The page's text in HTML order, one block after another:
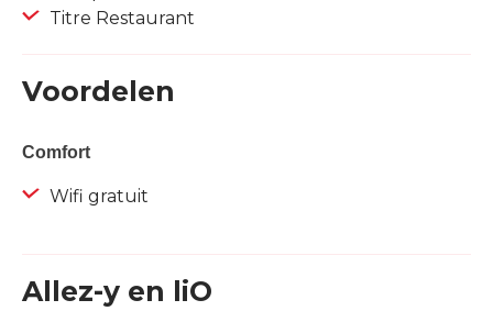
Titre Restaurant
Voordelen
Comfort
Wifi gratuit
Allez-y en liO